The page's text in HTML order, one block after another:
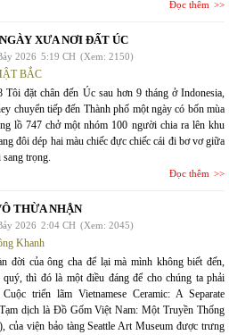
Đọc thêm
XƯA NƠI ĐẤT ÚC
2026 5:19 CH (Xem: 2150)
BẮC
Tôi đặt chân đến Úc sau hơn 9 tháng ở Indonesia,
chuyển tiếp đến Thành phố một ngày có bốn mùa
lồ 747 chở một nhóm 100 người chia ra lên khu
đôi dép hai màu chiếc đực chiếc cái đi bơ vơ giữa
trọng.
Đọc thêm
THỪA NHẬN
2026 2:04 CH (Xem: 2045)
Khanh
đời của ông cha để lại mà mình không biết đến,
quý, thì đó là một điều đáng để cho chúng ta phải
triển lãm Vietnamese Ceramic: A Separate
dịch là Đồ Gốm Việt Nam: Một Truyền Thống
của viện bảo tàng Seattle Art Museum được trưng